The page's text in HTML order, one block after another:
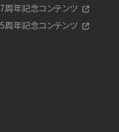
7周年記念コンテンツ
5周年記念コンテンツ